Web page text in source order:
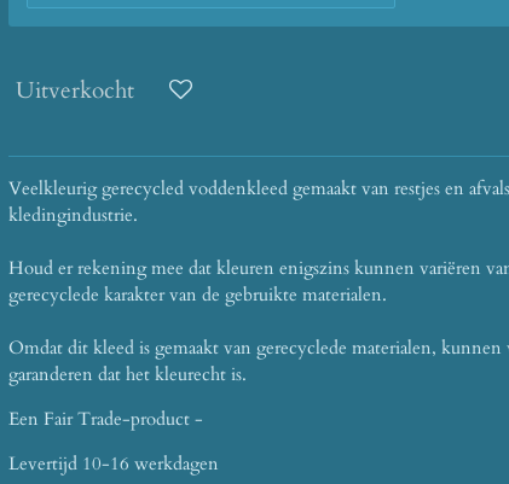
Uitverkocht
Veelkleurig gerecycled voddenkleed gemaakt van restjes en
kledingindustrie.
Houd er rekening mee dat kleuren enigszins kunnen variëren
gerecyclede karakter van de gebruikte materialen.
Omdat dit kleed is gemaakt van gerecyclede materialen,
garanderen dat het kleurecht is.
Een Fair Trade-product -
Levertijd 10-16 werkdagen